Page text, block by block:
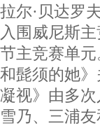
拉尔·贝达罗
入围威尼斯
节主竞赛单
和髭须的她
凝视》由多
雪乃、三浦